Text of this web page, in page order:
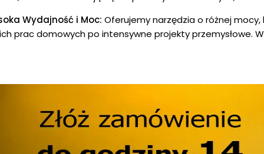
Wydajność i Moc: Oferujemy narzędzia o różnej
prac domowych po intensywne projekty przemysłowe.
i komfort pracy, minimalizując zmęczenie użytkownika
Funkcje:
Wiele modeli wyposażonych jest w
ciągłej, oraz zabezpieczenia przed przypadkowym